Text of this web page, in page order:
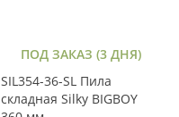
ПОД ЗАКАЗ (3 ДНЯ)
SIL354-36-SL Пила
складная Silky BIGBOY